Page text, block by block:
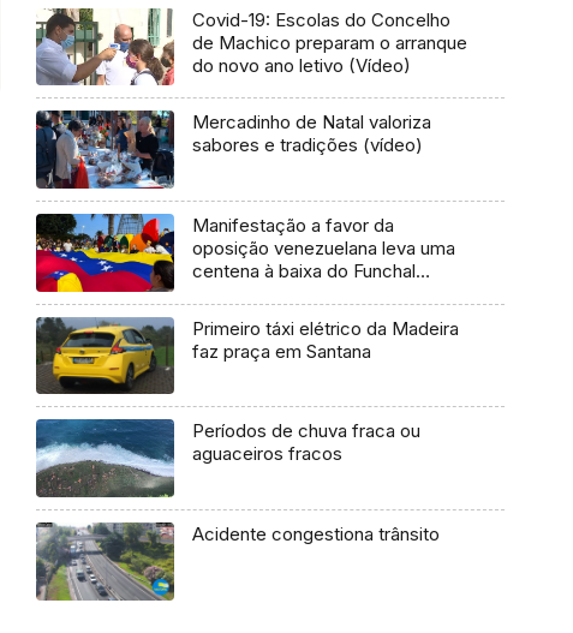
Covid-19: Escolas do Concelho
de Machico preparam o arranque
do novo ano letivo (Vídeo)
Mercadinho de Natal valoriza
sabores e tradições (vídeo)
Manifestação a favor da
oposição venezuelana leva uma
centena à baixa do Funchal
Primeiro táxi elétrico da Madeira
faz praça em Santana
Períodos de chuva fraca ou
aguaceiros fracos
Acidente congestiona trânsito